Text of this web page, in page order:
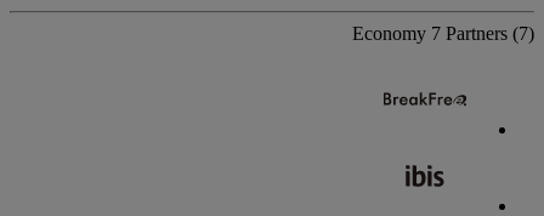
Economy 7 Partners (7)